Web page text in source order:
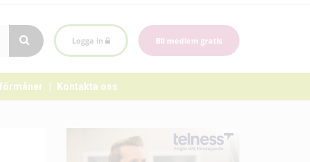
Logga in Bli medlem gratis
Kontakta oss